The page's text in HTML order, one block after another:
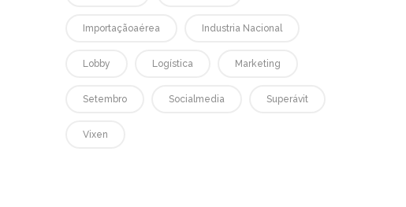
Importaçãoaérea Industria Nacional
Lobby Logística Marketing
Setembro Socialmedia Superávit
Vixen